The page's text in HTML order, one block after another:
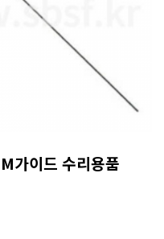
가이드 수리용품